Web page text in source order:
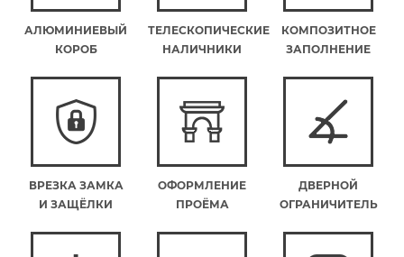
АЛЮМИНИЕВЫЙ
КОРОБ
ТЕЛЕСКОПИЧЕСКИЕ
НАЛИЧНИКИ
КОМПОЗИТНОЕ
ЗАПОЛНЕНИЕ
ВРЕЗКА ЗАМКА
И ЗАЩЁЛКИ
ОФОРМЛЕНИЕ
ПРОЁМА
ДВЕРНОЙ
ОГРАНИЧИТЕЛЬ